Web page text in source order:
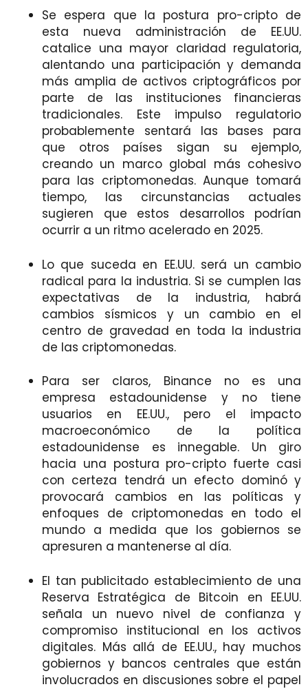
Se espera que la postura pro-cripto de
esta nueva administración de EE.UU.
catalice una mayor claridad regulatoria,
alentando una participación y demanda
más amplia de activos criptográficos por
parte de las instituciones financieras
tradicionales. Este impulso regulatorio
probablemente sentará las bases para
que otros países sigan su ejemplo,
creando un marco global más cohesivo
para las criptomonedas. Aunque tomará
tiempo, las circunstancias actuales
sugieren que estos desarrollos podrían
ocurrir a un ritmo acelerado en 2025.
Lo que suceda en EE.UU. será un cambio
radical para la industria. Si se cumplen las
expectativas de la industria, habrá
cambios sísmicos y un cambio en el
centro de gravedad en toda la industria
de las criptomonedas.
Para ser claros, Binance no es una
empresa estadounidense y no tiene
usuarios en EE.UU., pero el impacto
macroeconómico de la política
estadounidense es innegable. Un giro
hacia una postura pro-cripto fuerte casi
con certeza tendrá un efecto dominó y
provocará cambios en las políticas y
enfoques de criptomonedas en todo el
mundo a medida que los gobiernos se
apresuren a mantenerse al día.
El tan publicitado establecimiento de una
Reserva Estratégica de Bitcoin en EE.UU.
señala un nuevo nivel de confianza y
compromiso institucional en los activos
digitales. Más allá de EE.UU., hay muchos
gobiernos y bancos centrales que están
involucrados en discusiones sobre el papel